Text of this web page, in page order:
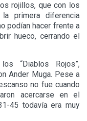
rojillos, que con los
primera diferencia
podían hacer frente a
hueco, cerrando el
“Diablos Rojos”,
Ander Muga. Pese a
no fue cuando
acercarse en el
45 todavía era muy